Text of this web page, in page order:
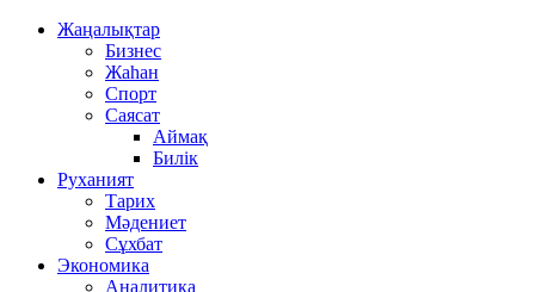
Жаңалықтар
Бизнес
Жаһан
Спорт
Саясат
Аймақ
Билік
Руханият
Тарих
Мәдениет
Сұхбат
Экономика
Аналитика